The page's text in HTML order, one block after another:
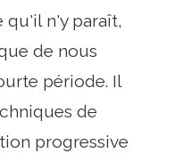
qu'il n'y paraît,
de nous
période. Il
de
progressive